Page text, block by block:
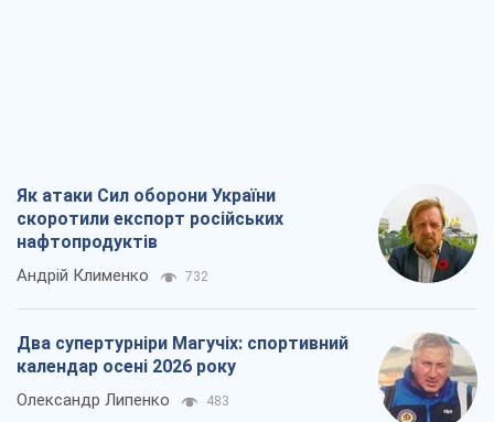
Як атаки Сил оборони України
скоротили експорт російських
нафтопродуктів
Андрій Клименко 732
Два супертурніри Магучіх: спортивний
календар осені 2026 року
Олександр Липенко 483